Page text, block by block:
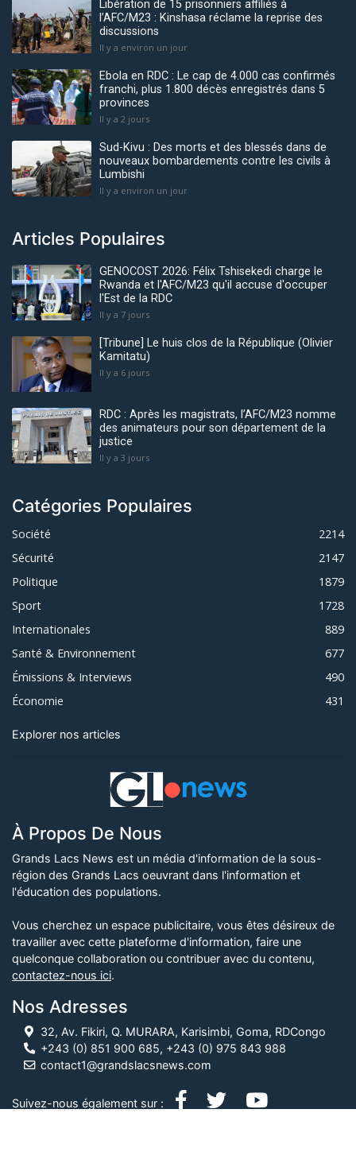
Libération de 15 prisonniers affiliés à
l’AFC/M23 : Kinshasa réclame la reprise des
discussions
Il y a environ un jour
Ebola en RDC : Le cap de 4.000 cas confirmés
franchi, plus 1.800 décès enregistrés dans 5
provinces
Il y a 2 jours
Sud-Kivu : Des morts et des blessés dans de
nouveaux bombardements contre les civils à
Lumbishi
Il y a environ un jour
Articles Populaires
GENOCOST 2026: Félix Tshisekedi charge le
Rwanda et l'AFC/M23 qu'il accuse d'occuper
l'Est de la RDC
Il y a 7 jours
[Tribune] Le huis clos de la République (Olivier
Kamitatu)
Il y a 6 jours
RDC : Après les magistrats, l’AFC/M23 nomme
des animateurs pour son département de la
justice
Il y a 3 jours
Catégories Populaires
Société
2214
Sécurité
2147
Politique
1879
Sport
1728
Internationales
889
Santé & Environnement
677
Émissions & Interviews
490
Économie
431
Explorer nos articles
À Propos De Nous
Grands Lacs News est un média d'information de la sous-
région des Grands Lacs oeuvrant dans l'information et
l'éducation des populations.
Vous cherchez un espace publicitaire, vous êtes désireux de
travailler avec cette plateforme d'information, faire une
quelconque collaboration ou contribuer avec du contenu,
contactez-nous ici.
Nos Adresses
32, Av. Fikiri, Q. MURARA, Karisimbi, Goma, RDCongo
+243 (0) 851 900 685, +243 (0) 975 843 988
contact1@grandslacsnews.com
Suivez-nous également sur :